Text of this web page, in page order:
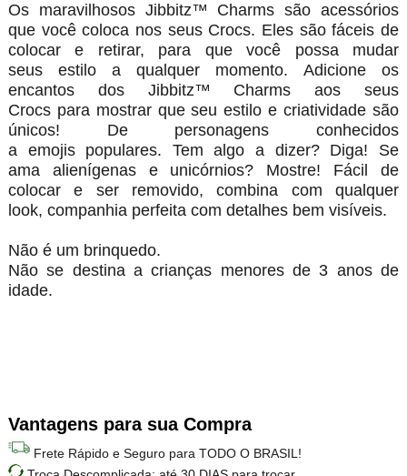
Os maravilhosos Jibbitz™ Charms são acessórios
que você coloca nos seus Crocs. Eles são fáceis de
colocar e retirar, para que você possa mudar
seus estilo a qualquer momento. Adicione os
encantos dos Jibbitz™ Charms aos seus
Crocs para mostrar que seu estilo e criatividade são
únicos! De personagens conhecidos
a emojis populares. Tem algo a dizer? Diga! Se
ama alienígenas e unicórnios? Mostre! Fácil de
colocar e ser removido, combina com qualquer
look, companhia perfeita com detalhes bem visíveis.
Não é um brinquedo.
Não se destina a crianças menores de 3 anos de
idade.
Vantagens para sua Compra
Frete Rápido e Seguro para TODO O BRASIL!